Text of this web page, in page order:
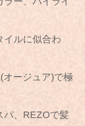
イルに似合わ
ージュア)で極
パ、REZOで髪